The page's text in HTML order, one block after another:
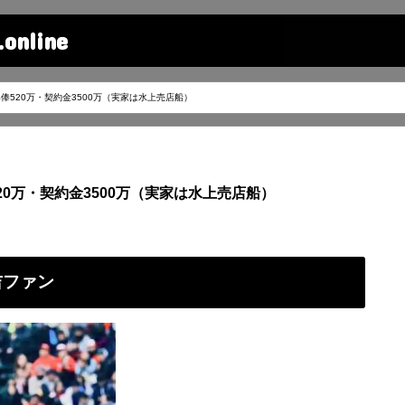
520万・契約金3500万（実家は水上売店船）
・契約金3500万（実家は水上売店船）
ァン